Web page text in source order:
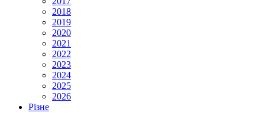
2018
2019
2020
2021
2022
2023
2024
2025
2026
Різне